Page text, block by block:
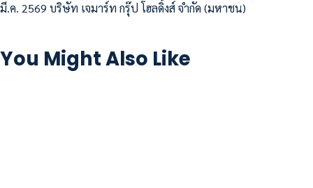
มี.ค. 2569 บริษัท เจมาร์ท กรุ๊ป โฮลดิ้งส์ จำกัด (มหาชน)
You Might Also Like